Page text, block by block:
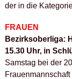
der in die
FRAUEN
Bezirksoberliga:
15.30 Uhr, in
Samstag bei der